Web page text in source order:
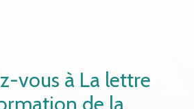
vous à La lettre